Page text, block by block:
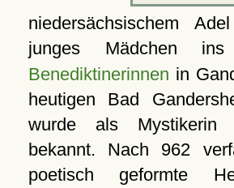
niedersächsischem
junges Mädchen
Benediktinerinnen in
heutigen Bad
wurde als Mystikerin
bekannt. Nach 962
poetisch geformte